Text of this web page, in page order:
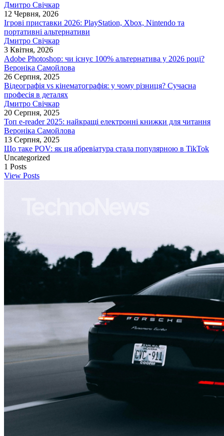
Дмитро Свічкар
12 Червня, 2026
Ігрові приставки 2026: PlayStation, Xbox, Nintendo та
портативні альтернативи
Дмитро Свічкар
3 Квітня, 2026
Adobe Photoshop: чи існує 100% альтернатива у 2026 році?
Вероніка Самойлова
26 Серпня, 2025
Відеографія vs кінематографія: у чому різниця? Сучасна
професія в деталях
Дмитро Свічкар
20 Серпня, 2025
Топ e-reader 2025: найкращі електронні книжки для читання
Вероніка Самойлова
13 Серпня, 2025
Що таке POV: як ця абревіатура стала популярною в TikTok
Uncategorized
1 Posts
View Posts